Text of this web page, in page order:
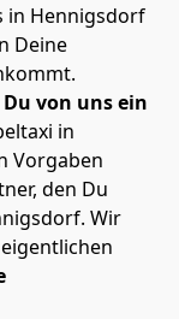
in Hennigsdorf
Deine
von uns ein
in
Vorgaben
den Du
Wir